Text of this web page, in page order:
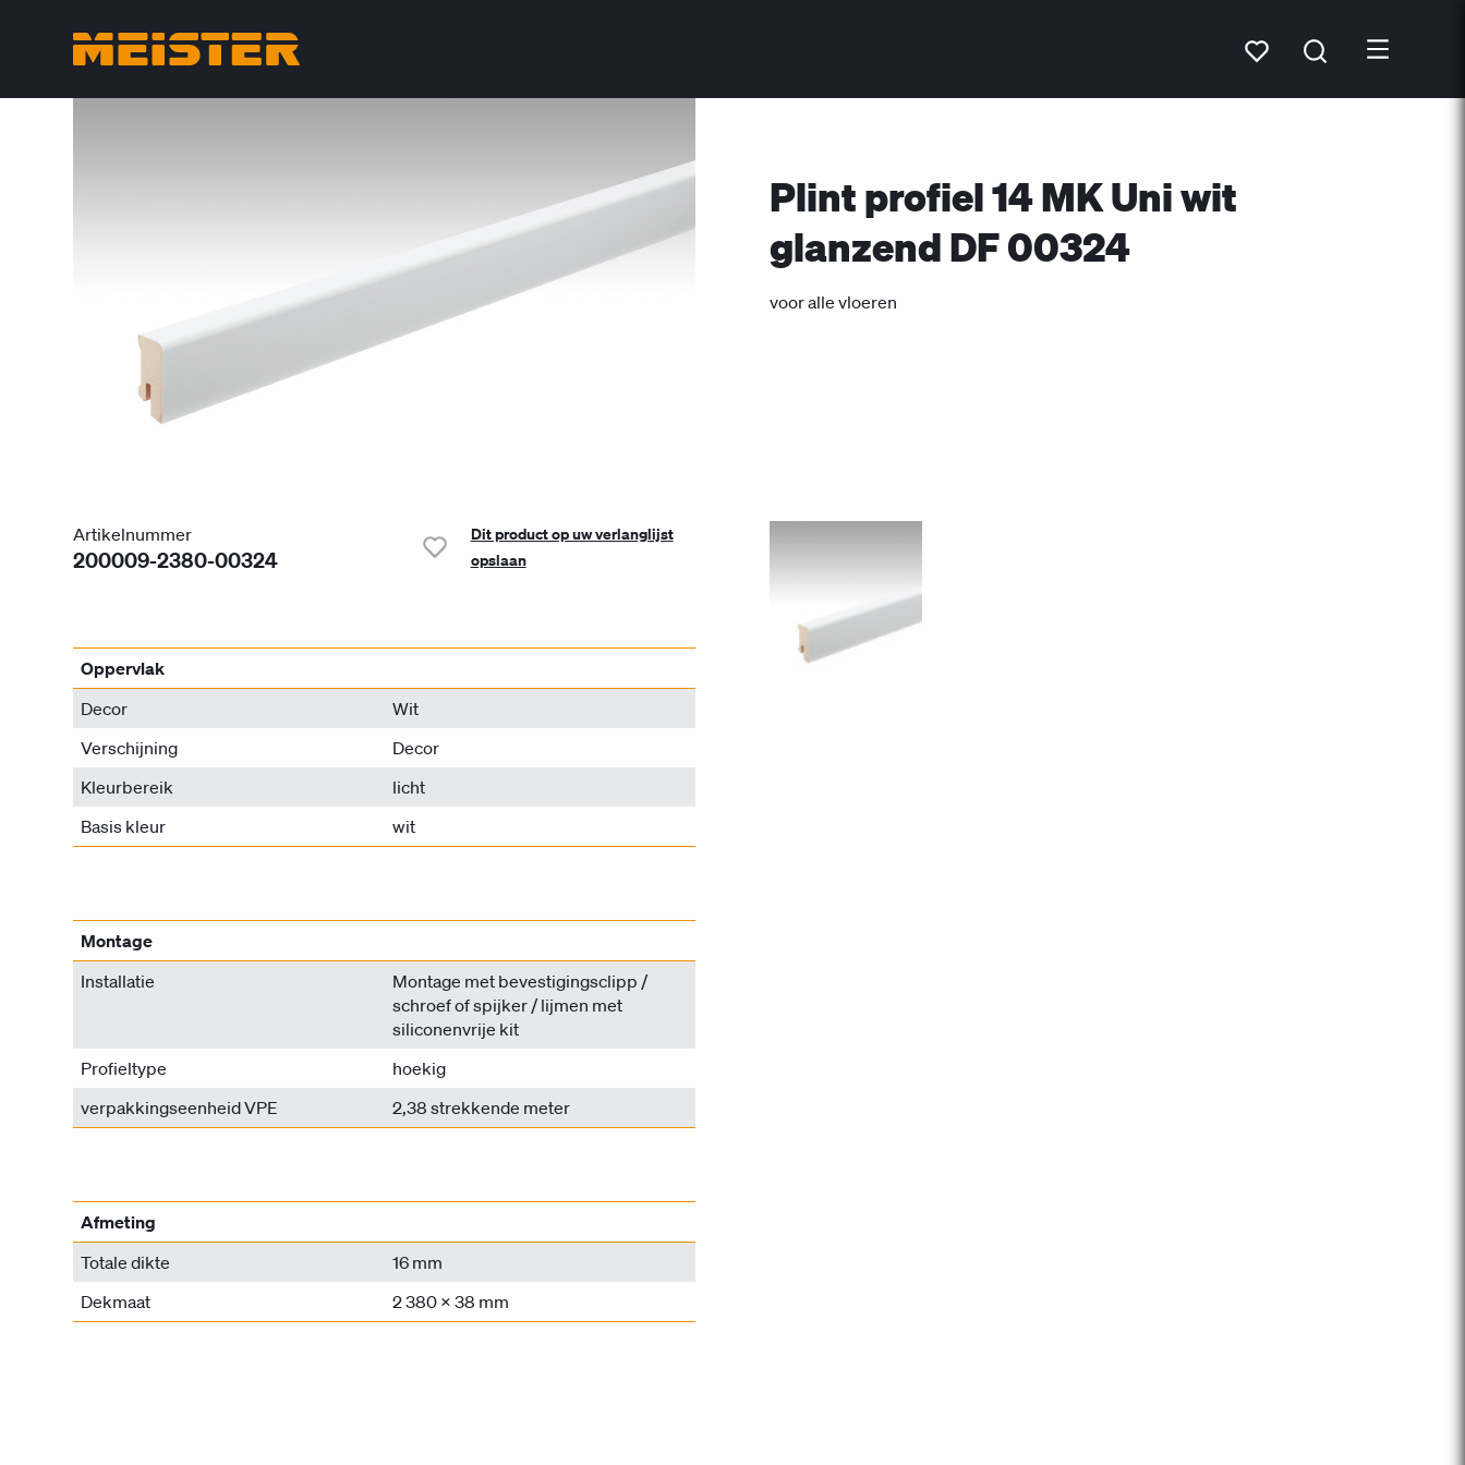
Plint profiel 14 MK Uni wit
glanzend DF 00324
voor alle vloeren
Artikelnummer
200009-2380-00324
Dit product op uw verlanglijst
opslaan
Oppervlak
Decor
Wit
Verschijning
Decor
Kleurbereik
licht
Basis kleur
wit
Montage
Installatie
Montage met bevestigingsclipp /
schroef of spijker / lijmen met
siliconenvrije kit
Profieltype
hoekig
verpakkingseenheid VPE
2,38 strekkende meter
Afmeting
Totale dikte
16 mm
Dekmaat
2 380 x 38 mm